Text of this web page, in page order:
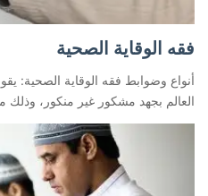
فقه الوقاية الصحية
أنواع وضوابط فقه الوقاية الصحية:
العالم بجهد مشكور غير منكور،